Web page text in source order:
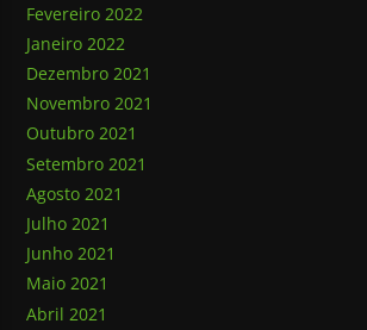
Fevereiro 2022
Janeiro 2022
Dezembro 2021
Novembro 2021
Outubro 2021
Setembro 2021
Agosto 2021
Julho 2021
Junho 2021
Maio 2021
Abril 2021